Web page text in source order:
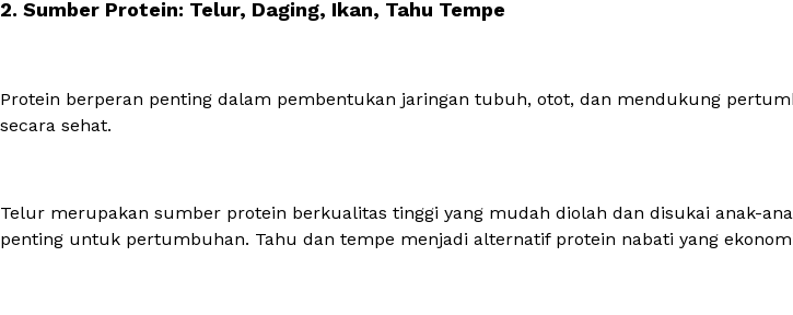
2. Sumber Protein: Telur, Daging, Ikan, Tahu Tempe
Protein berperan penting dalam pembentukan jaringan tubuh, otot, dan mendukung
secara sehat.
Telur merupakan sumber protein berkualitas tinggi yang mudah diolah dan disukai anak-
penting untuk pertumbuhan. Tahu dan tempe menjadi alternatif protein nabati yang